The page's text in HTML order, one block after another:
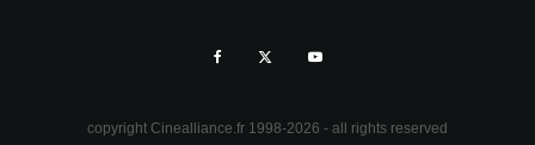
copyright Cinealliance.fr 1998-2026 - all rights reserved